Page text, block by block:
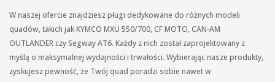
W naszej ofercie znajdziesz pługi dedykowane do różnych modeli
quadów, takich jak KYMCO MXU 550/700, CF MOTO, CAN-AM
OUTLANDER czy Segway AT6. Każdy z nich został zaprojektowany z
myślą o maksymalnej wydajności i trwałości. Wybierając nasze produkty,
zyskujesz pewność, że Twój quad poradzi sobie nawet w